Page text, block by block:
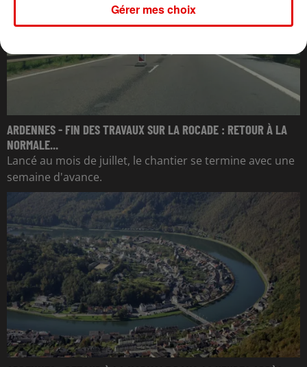
ARDENNES - FIN DES TRAVAUX SUR LA ROCADE : RETOUR À LA
NORMALE...
Lancé au mois de juillet, le chantier se termine avec une
semaine d'avance.
Gérer mes choix